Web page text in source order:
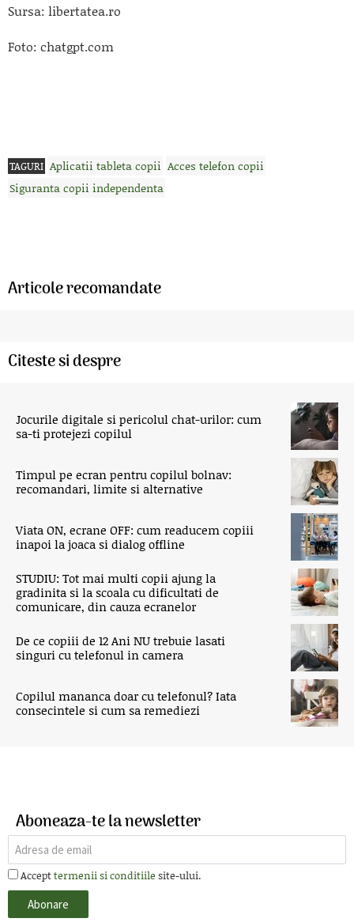
Sursa: libertatea.ro
Foto: chatgpt.com
TAGURI Aplicatii tableta copii Acces telefon copii
Siguranta copii independenta
Articole recomandate
Citeste si despre
Jocurile digitale si pericolul chat-urilor: cum
sa-ti protejezi copilul
Timpul pe ecran pentru copilul bolnav:
recomandari, limite si alternative
Viata ON, ecrane OFF: cum readucem copiii
inapoi la joaca si dialog offline
STUDIU: Tot mai multi copii ajung la
gradinita si la scoala cu dificultati de
comunicare, din cauza ecranelor
De ce copiii de 12 Ani NU trebuie lasati
singuri cu telefonul in camera
Copilul mananca doar cu telefonul? Iata
consecintele si cum sa remediezi
Aboneaza-te la newsletter
Accepttermenii si conditiile site-ului.